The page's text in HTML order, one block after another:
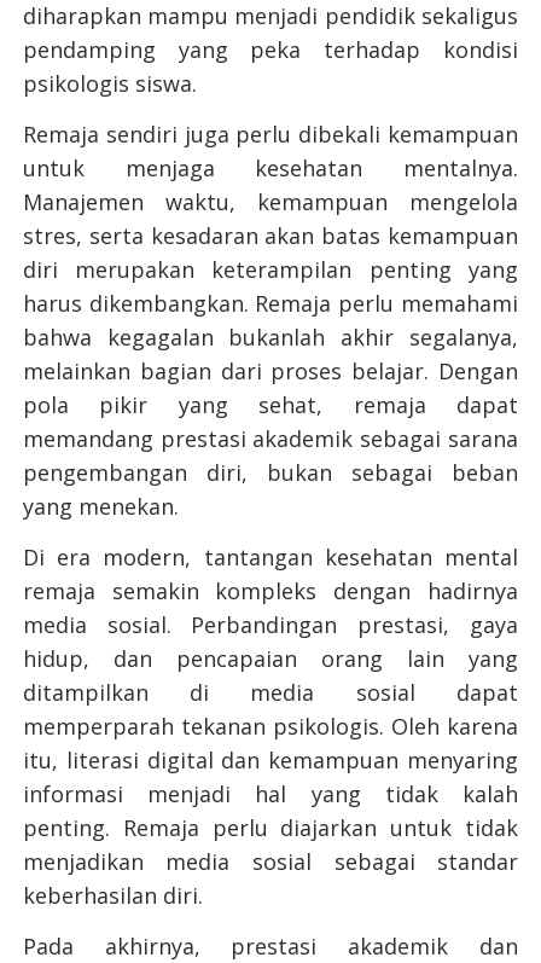
diharapkan mampu menjadi pendidik sekaligus
pendamping yang peka terhadap kondisi
psikologis siswa.
Remaja sendiri juga perlu dibekali kemampuan
untuk menjaga kesehatan mentalnya.
Manajemen waktu, kemampuan mengelola
stres, serta kesadaran akan batas kemampuan
diri merupakan keterampilan penting yang
harus dikembangkan. Remaja perlu memahami
bahwa kegagalan bukanlah akhir segalanya,
melainkan bagian dari proses belajar. Dengan
pola pikir yang sehat, remaja dapat
memandang prestasi akademik sebagai sarana
pengembangan diri, bukan sebagai beban
yang menekan.
Di era modern, tantangan kesehatan mental
remaja semakin kompleks dengan hadirnya
media sosial. Perbandingan prestasi, gaya
hidup, dan pencapaian orang lain yang
ditampilkan di media sosial dapat
memperparah tekanan psikologis. Oleh karena
itu, literasi digital dan kemampuan menyaring
informasi menjadi hal yang tidak kalah
penting. Remaja perlu diajarkan untuk tidak
menjadikan media sosial sebagai standar
keberhasilan diri.
Pada akhirnya, prestasi akademik dan